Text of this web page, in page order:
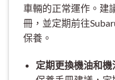
車輛的正常運作。建
冊，並定期前往
保養。
定期更換機油和機